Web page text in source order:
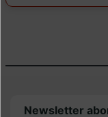
Newsletter